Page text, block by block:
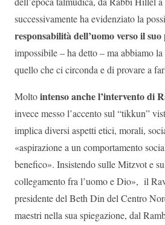
successivamente ha evidenziato la
responsabilità dell’uomo verso il suo
impossibile – ha detto – ma abbiamo
quello che ci circonda e di provare a
Moltointenso anche l’intervento di
invece messo l’accento sul “tikkun”
implica diversi aspetti etici, morali,
«aspirazione a un comportamento
benefico». Insistendo sulle Mitzvot e
collegamento fra l’uomo e Dio», il
presidente del Beth Din del Centro
maestri nella sua spiegazione, dal